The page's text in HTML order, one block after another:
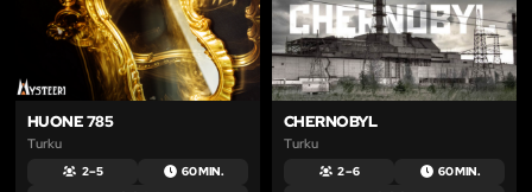
HUONE 785
Turku
2 – 5 60 MIN.
CHERNOBYL
Turku
2 – 6 60 MIN.